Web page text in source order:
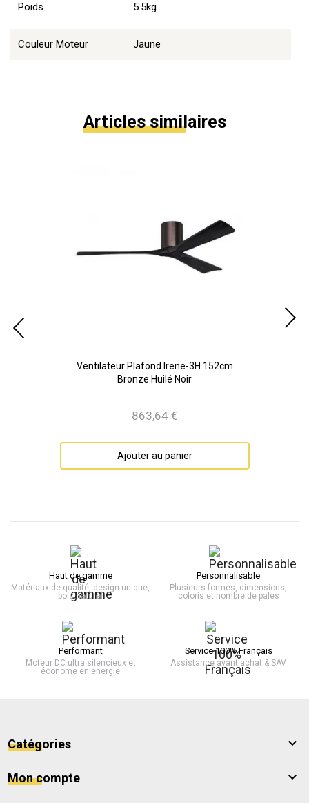
Poids 5.5kg
Couleur Moteur Jaune
Articles similaires
Ventilateur Plafond Irene-3H 152cm
Bronze Huilé Noir
Prix
863,64 €
Ajouter au panier
Haut de gamme
Matériaux de qualité, design unique,
bois naturel
Personnalisable
Plusieurs formes, dimensions,
coloris et nombre de pales
Performant
Moteur DC ultra silencieux et
économe en énergie
Service 100% Français
Assistance avant achat & SAV
Catégories 
Mon compte 